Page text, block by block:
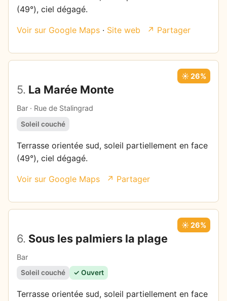
(49°), ciel dégagé.
Voir sur Google Maps · Site web ↗ Partager
5. La Marée Monte
Bar · Rue de Stalingrad
☀️ 26%
Soleil couché
Terrasse orientée sud, soleil partiellement en face
(49°), ciel dégagé.
Voir sur Google Maps ↗ Partager
6. Sous les palmiers la plage
Bar
☀️ 26%
Soleil couché ✓ Ouvert
Terrasse orientée sud, soleil partiellement en face